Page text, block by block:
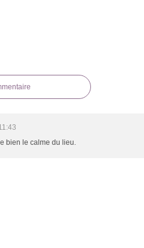
bien le calme du lieu.